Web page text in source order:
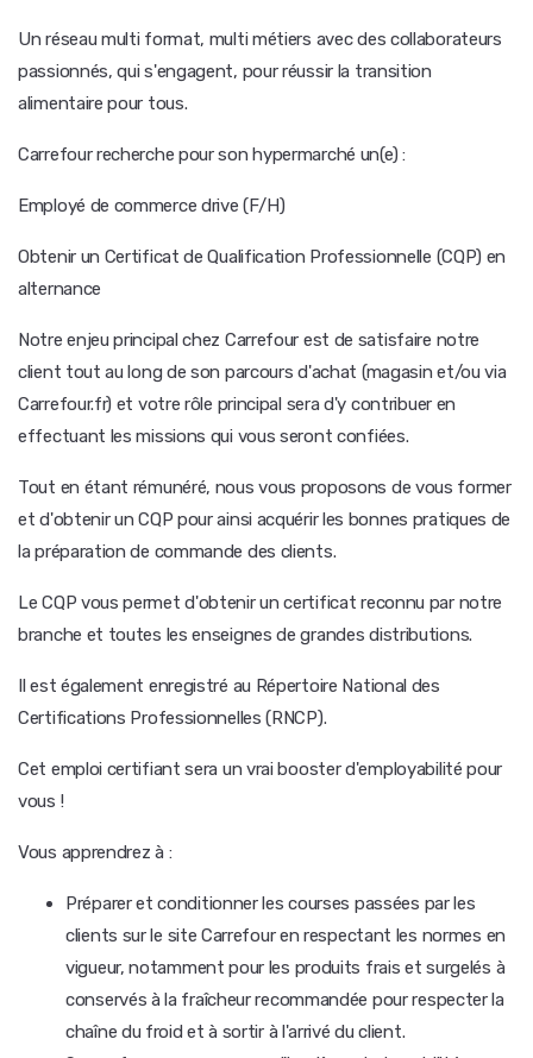
Un réseau multi format, multi métiers avec des collaborateurs
passionnés, qui s'engagent, pour réussir la transition
alimentaire pour tous.
Carrefour recherche pour son hypermarché un(e) :
Employé de commerce drive (F/H)
Obtenir un Certificat de Qualification Professionnelle (CQP) en
alternance
Notre enjeu principal chez Carrefour est de satisfaire notre
client tout au long de son parcours d'achat (magasin et/ou via
Carrefour.fr) et votre rôle principal sera d'y contribuer en
effectuant les missions qui vous seront confiées.
Tout en étant rémunéré, nous vous proposons de vous former
et d'obtenir un CQP pour ainsi acquérir les bonnes pratiques de
la préparation de commande des clients.
Le CQP vous permet d'obtenir un certificat reconnu par notre
branche et toutes les enseignes de grandes distributions.
Il est également enregistré au Répertoire National des
Certifications Professionnelles (RNCP).
Cet emploi certifiant sera un vrai booster d'employabilité pour
vous !
Vous apprendrez à :
Préparer et conditionner les courses passées par les
clients sur le site Carrefour en respectant les normes en
vigueur, notamment pour les produits frais et surgelés à
conservés à la fraîcheur recommandée pour respecter la
chaîne du froid et à sortir à l'arrivé du client.